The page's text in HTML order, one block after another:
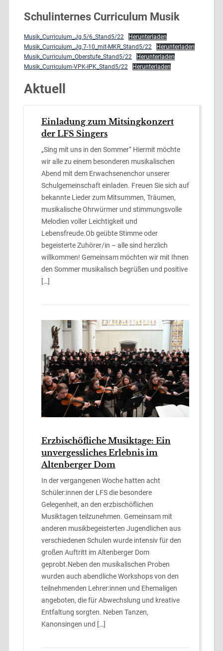
Schulinternes Curriculum Musik
Musik_Curriculum_Jg.5/6_Stand5/22
Herunterladen
Musik_Curriculum_Jg.7-10_mit-MKR_Stand5/22
Herunterladen
Musik_Curriculum_Oberstufe_Stand5/22
Herunterladen
Musik_Curriculum-VPK-IPK_Stand5/22
Herunterladen
Aktuell
Einladung zum Mitsingkonzert
der LFS Singers
„Sing mit uns in den Sommer“ Hiermit möchte
wir alle zu einem besonderen musikalischen
Abend mit dem Erwachsenenchor unserer
Schulgemeinschaft einladen. Freuen Sie sich auf
bekannte Lieder zum Mitsummen, Träumen,
musikalische Ohrwürmer und stimmungsvolle
Melodien voller Leichtigkeit und
Lebensfreude.Ob geübte Stimme oder
begeisterte Zuhörer/in – alle sind herzlich
willkommen! Gemeinsam möchten wir mit Ihnen
den Sommer musikalisch begrüßen und positive
[…]
Erzbischöfliche Musiktage: Ein
unvergessliches Erlebnis im
Altenberger Dom
In der vergangenen Woche hatten acht
Schüler:innen der LFS die besondere
Gelegenheit, an den erzbischöflichen
Musiktagen teilzunehmen. Gemeinsam mit
anderen musikbegeisterten Jugendlichen aus
verschiedenen Schulen wurde intensiv für den
großen Auftritt im Altenberger Dom
geprobt.Neben den musikalischen Proben
wurden auch abendliche Workshops von den
teilnehmenden Lehrer:innen und Ehemaligen
angeboten, die für Abwechslung und kreative
Entfaltung sorgten. Neben Tanzen,
Kanonsingen und […]